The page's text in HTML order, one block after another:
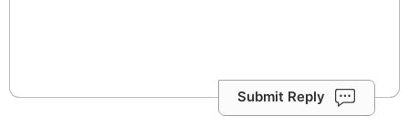
Submit Reply